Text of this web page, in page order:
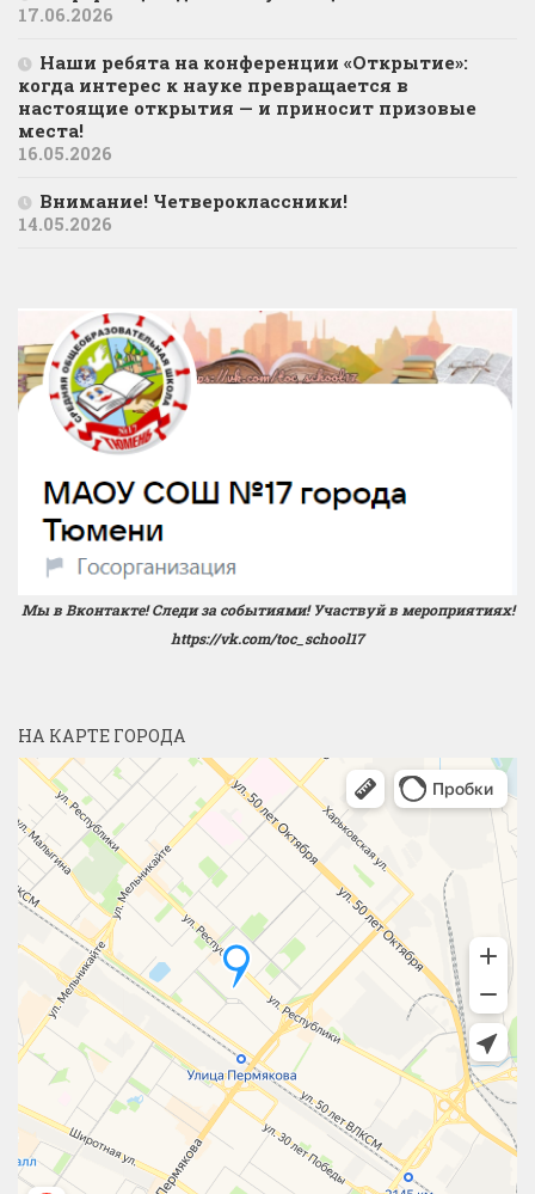
17.06.2026
Наши ребята на конференции «Открытие»:
когда интерес к науке превращается в
настоящие открытия — и приносит призовые
места!
16.05.2026
Внимание! Четвероклассники!
14.05.2026
Мы в Вконтакте! Следи за событиями! Участвуй в мероприятиях!
https://vk.com/toc_school17
НА КАРТЕ ГОРОДА